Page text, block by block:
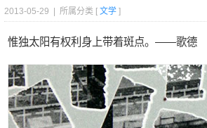
2013-05-29 | 所属分类 [ 文学 ]
惟独太阳有权利身上带着斑点。——歌德